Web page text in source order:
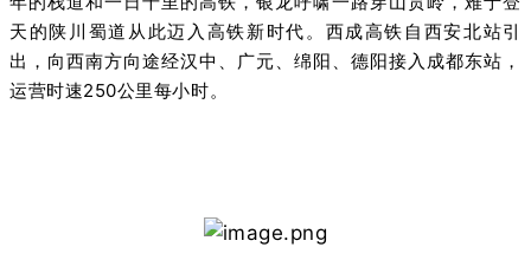
天的陕川蜀道从此迈入高铁新时代。西成高铁自西安北站引
出，向西南方向途经汉中、广元、绵阳、德阳接入成都东站，
运营时速250公里每小时。